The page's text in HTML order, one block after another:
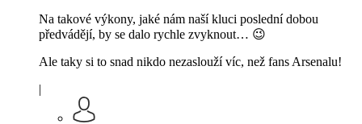
Na takové výkony, jaké nám naší kluci poslední dobou
předvádějí, by se dalo rychle zvyknout… 😉
Ale taky si to snad nikdo nezaslouží víc, než fans Arsenalu!
|